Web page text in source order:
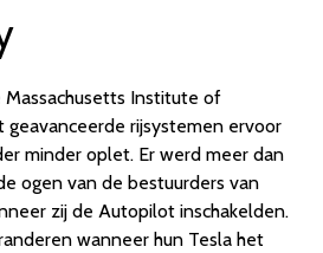
Massachusetts Institute of
geavanceerde rijsystemen ervoor
minder oplet. Er werd meer dan
ogen van de bestuurders van
zij de Autopilot inschakelden.
wanneer hun Tesla het